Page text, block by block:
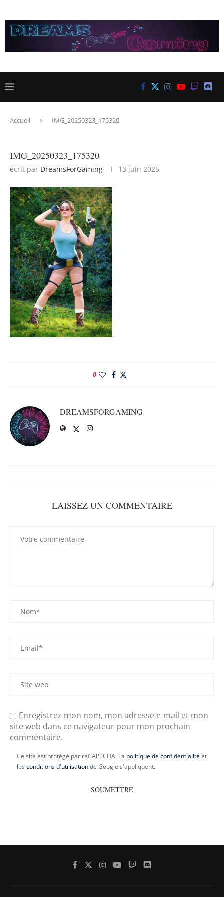
Accueil IMG_20250323_175320
IMG_20250323_175320
écrit par DreamsForGaming 13 juin 2025
0
DREAMSFORGAMING
LAISSEZ UN COMMENTAIRE
Enregistrez mon nom, mon adresse e-mail et mon
site web dans ce navigateur pour mon prochain
commentaire.
Ce site est protégé par reCAPTCHA. La politique de confidentialitéet
les conditions d'utilisationde Google s'appliquent.